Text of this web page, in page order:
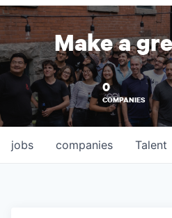
Make a
0
COMPANIES
jobs companies Talent